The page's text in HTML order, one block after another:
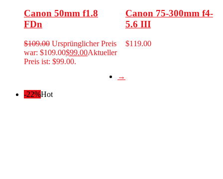
Canon 50mm f1.8
FDn
$109.00 Ursprünglicher Preis
war: $109.00$99.00Aktueller
Preis ist: $99.00.
Canon 75-300mm f4-
5.6 III
$119.00
-22%Hot
→